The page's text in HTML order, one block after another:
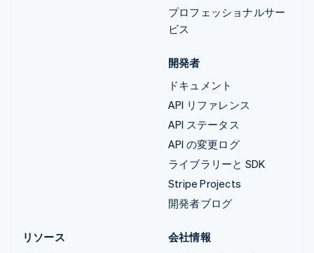
プロフェッショナルサー
ビス
開発者
ドキュメント
API リファレンス
API ステータス
API の変更ログ
ライブラリーと SDK
Stripe Projects
開発者ブログ
リソース
会社情報